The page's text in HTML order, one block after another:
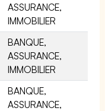
ASSURANCE,
IMMOBILIER
BANQUE,
ASSURANCE,
IMMOBILIER
BANQUE,
ASSURANCE,